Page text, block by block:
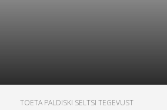
TOETA PALDISKI SELTSI TEGEVUST